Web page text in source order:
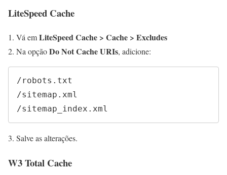
LiteSpeed Cache
Vá emLiteSpeed Cache > Cache > Excludes
Na opçãoDo Not Cache URIs, adicione:
/robots.txt
/sitemap.xml
/sitemap_index.xml
Salve as alterações.
W3 Total Cache